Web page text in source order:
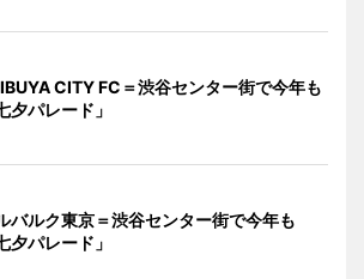
CITY FC＝渋谷センター街で今年も
夕パレード」
バルク東京＝渋谷センター街で今年も
夕パレード」